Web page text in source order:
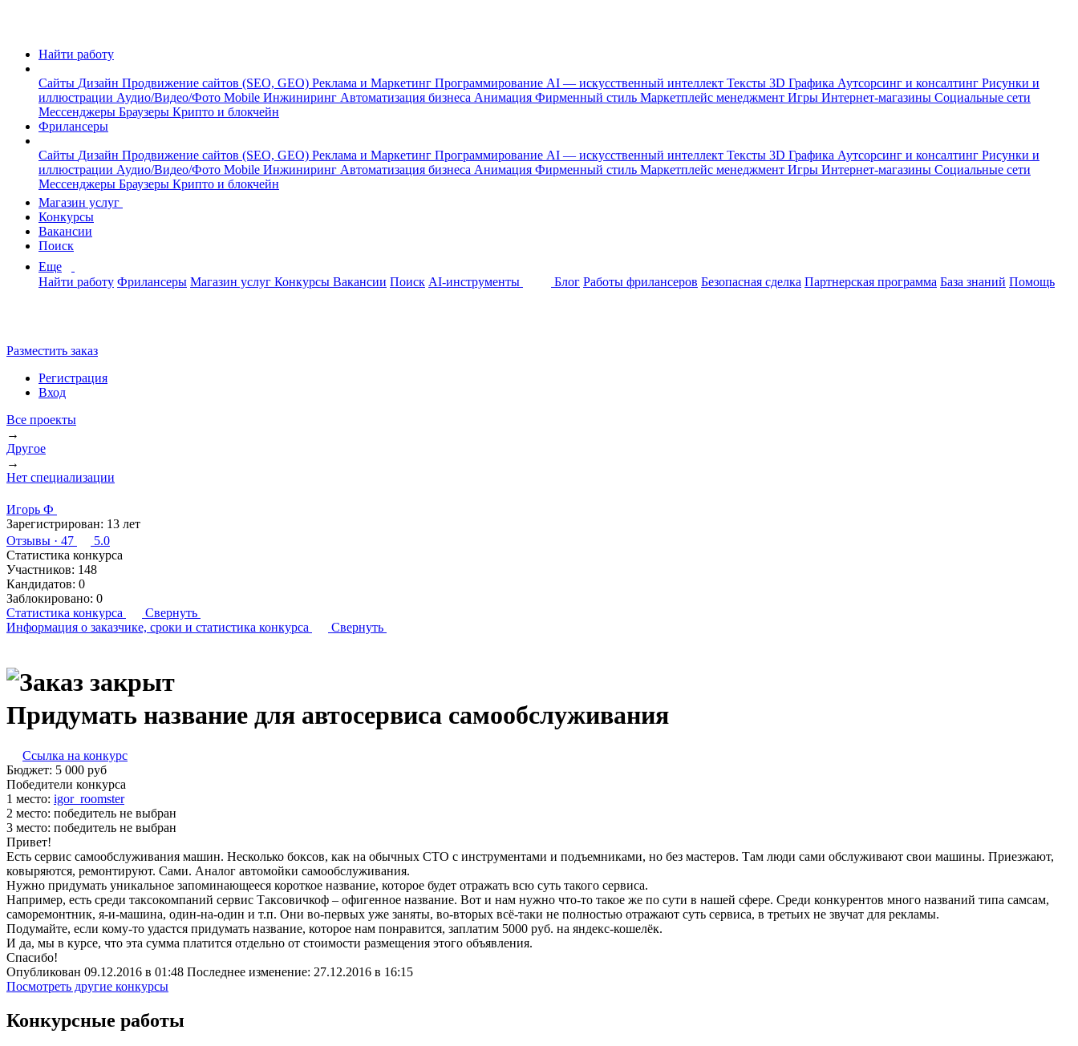
Найти работу
Сайты Дизайн Продвижение сайтов (SEO, GEO) Реклама и Маркетинг Программирование AI — искусственный интеллект Тексты 3D Графика Аутсорсинг и консалтинг Рисунки и
иллюстрации Аудио/Видео/Фото Mobile Инжиниринг Автоматизация бизнеса Анимация Фирменный стиль Маркетплейс менеджмент Игры Интернет-магазины Социальные сети
Мессенджеры Браузеры Крипто и блокчейн
Фрилансеры
Сайты Дизайн Продвижение сайтов (SEO, GEO) Реклама и Маркетинг Программирование AI — искусственный интеллект Тексты 3D Графика Аутсорсинг и консалтинг Рисунки и
иллюстрации Аудио/Видео/Фото Mobile Инжиниринг Автоматизация бизнеса Анимация Фирменный стиль Маркетплейс менеджмент Игры Интернет-магазины Социальные сети
Мессенджеры Браузеры Крипто и блокчейн
Магазин услуг
Конкурсы
Вакансии
Поиск
Еще
Найти работу Фрилансеры Магазин услуг Конкурсы Вакансии Поиск AI-инструменты Блог Работы фрилансеров Безопасная сделка Партнерская программа База знаний Помощь
Разместить заказ
Регистрация
Вход
Все проекты
→
Другое
→
Нет специализации
Игорь Ф
Зарегистрирован: 13 лет
Отзывы · 47
5.0
Статистика конкурса
Участников: 148
Кандидатов: 0
Заблокировано: 0
Статистика конкурса
Свернуть
Информация о заказчике, сроки и статистика конкурса Свернуть
Придумать название для автосервиса самообслуживания
Ссылка на конкурс
Бюджет: 5 000 руб
Победители конкурса
1 место: igor­_ro­om­ster
2 место: победитель не выбран
3 место: победитель не выбран
Привет!
Есть сервис самообслуживания машин. Несколько боксов, как на обычных СТО с инструментами и подъемниками, но без мастеров. Там люди сами обслуживают свои машины. Приезжают,
ковыряются, ремонтируют. Сами. Аналог автомойки самообслуживания.
Нужно придумать уникальное запоминающееся короткое название, которое будет отражать всю суть такого сервиса.
Например, есть среди таксокомпаний сервис Таксовичкоф – офигенное название. Вот и нам нужно что-то такое же по сути в нашей сфере. Среди конкурентов много названий типа самсам,
саморемонтник, я-и-машина, один-на-один и т.п. Они во-первых уже заняты, во-вторых всё-таки не полностью отражают суть сервиса, в третьих не звучат для рекламы.
Подумайте, если кому-то удастся придумать название, которое нам понравится, заплатим 5000 руб. на яндекс-кошелёк.
И да, мы в курсе, что эта сумма платится отдельно от стоимости размещения этого объявления.
Спасибо!
Опубликован 09.12.2016 в 01:48 Последнее изменение: 27.12.2016 в 16:15
Посмотреть другие конкурсы
Конкурсные работы